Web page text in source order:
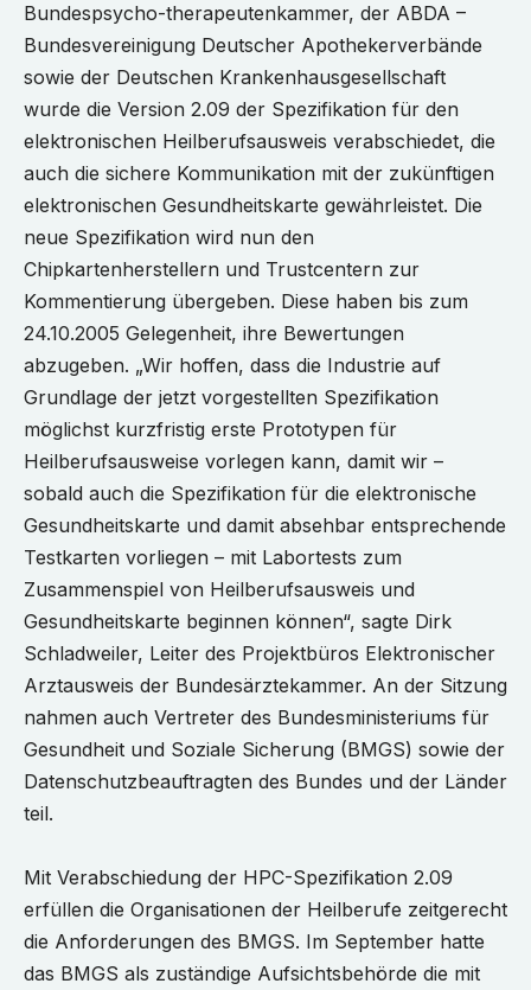
Bundespsycho-therapeutenkammer, der ABDA –
Bundesvereinigung Deutscher Apothekerverbände
sowie der Deutschen Krankenhausgesellschaft
wurde die Version 2.09 der Spezifikation für den
elektronischen Heilberufsausweis verabschiedet, die
auch die sichere Kommunikation mit der zukünftigen
elektronischen Gesundheitskarte gewährleistet. Die
neue Spezifikation wird nun den
Chipkartenherstellern und Trustcentern zur
Kommentierung übergeben. Diese haben bis zum
24.10.2005 Gelegenheit, ihre Bewertungen
abzugeben. „Wir hoffen, dass die Industrie auf
Grundlage der jetzt vorgestellten Spezifikation
möglichst kurzfristig erste Prototypen für
Heilberufsausweise vorlegen kann, damit wir –
sobald auch die Spezifikation für die elektronische
Gesundheitskarte und damit absehbar entsprechende
Testkarten vorliegen – mit Labortests zum
Zusammenspiel von Heilberufsausweis und
Gesundheitskarte beginnen können“, sagte Dirk
Schladweiler, Leiter des Projektbüros Elektronischer
Arztausweis der Bundesärztekammer. An der Sitzung
nahmen auch Vertreter des Bundesministeriums für
Gesundheit und Soziale Sicherung (BMGS) sowie der
Datenschutzbeauftragten des Bundes und der Länder
teil.
Mit Verabschiedung der HPC-Spezifikation 2.09
erfüllen die Organisationen der Heilberufe zeitgerecht
die Anforderungen des BMGS. Im September hatte
das BMGS als zuständige Aufsichtsbehörde die mit